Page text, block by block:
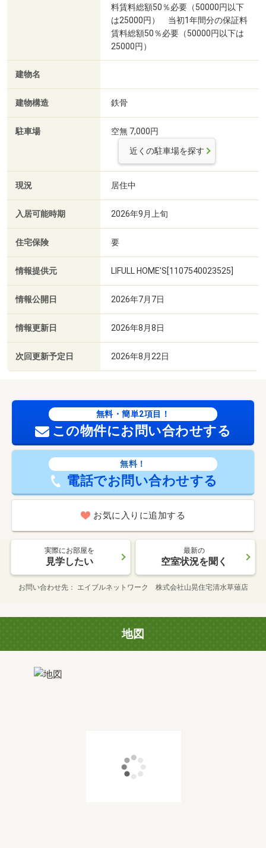
料賃料総額50％必要（50000円以下
は25000円） 当初1年間分の保証料
賃料総額50％必要（50000円以下は
25000円）
建物名
建物構造 鉄骨
駐車場 空無 7,000円
近くの駐車場を探す
現況 居住中
入居可能時期 2026年9月上旬
住宅保険 要
情報提供元 LIFULL HOME'S[1107540023525]
情報公開日 2026年7月7日
情報更新日 2026年8月8日
次回更新予定日 2026年8月22日
無料・簡単2項目！
この物件にお問い合わせする
無料！
電話でお問い合わせする
お気に入りに追加する
実際にお部屋を
見学したい
最新の
空室状況を聞く
お問い合わせ先 エイブルネットワーク 株式会社山晃住宅清水草薙店
地図